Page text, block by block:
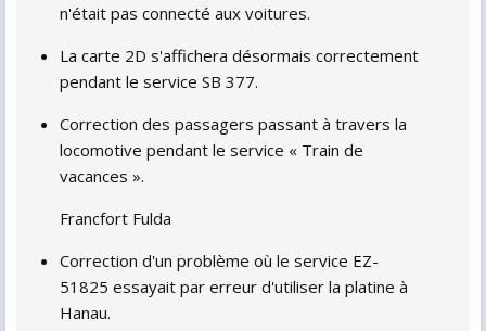
n'était pas connecté aux voitures.
La carte 2D s'affichera désormais correctement
pendant le service SB 377.
Correction des passagers passant à travers la
locomotive pendant le service « Train de
vacances ».
Francfort Fulda
Correction d'un problème où le service EZ-
51825 essayait par erreur d'utiliser la platine à
Hanau.